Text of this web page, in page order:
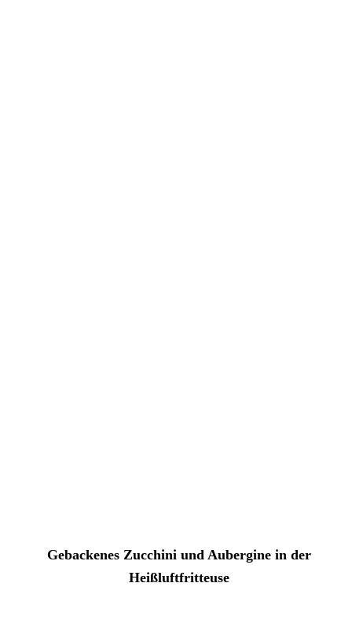
Gebackenes Zucchini und Aubergine in der
Heißluftfritteuse